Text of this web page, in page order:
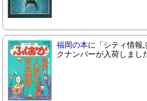
福岡の本に「シティ情報
クナンバーが入荷しまし